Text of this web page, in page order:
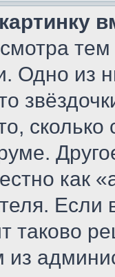
Одно из
как
таково
из